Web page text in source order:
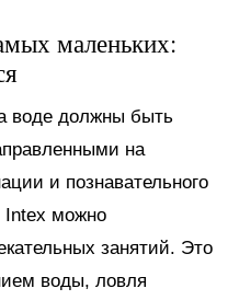
маленьких:
воде должны быть
на
и познавательного
Intex можно
занятий. Это
воды, ловля